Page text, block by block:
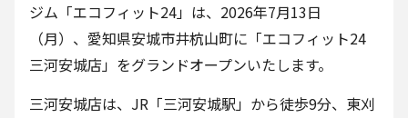
ジム「エコフィット24」は、2026年7月13日
（月）、愛知県安城市井杭山町に「エコフィット24
三河安城店」をグランドオープンいたします。
三河安城店は、JR「三河安城駅」から徒歩9分、東刈